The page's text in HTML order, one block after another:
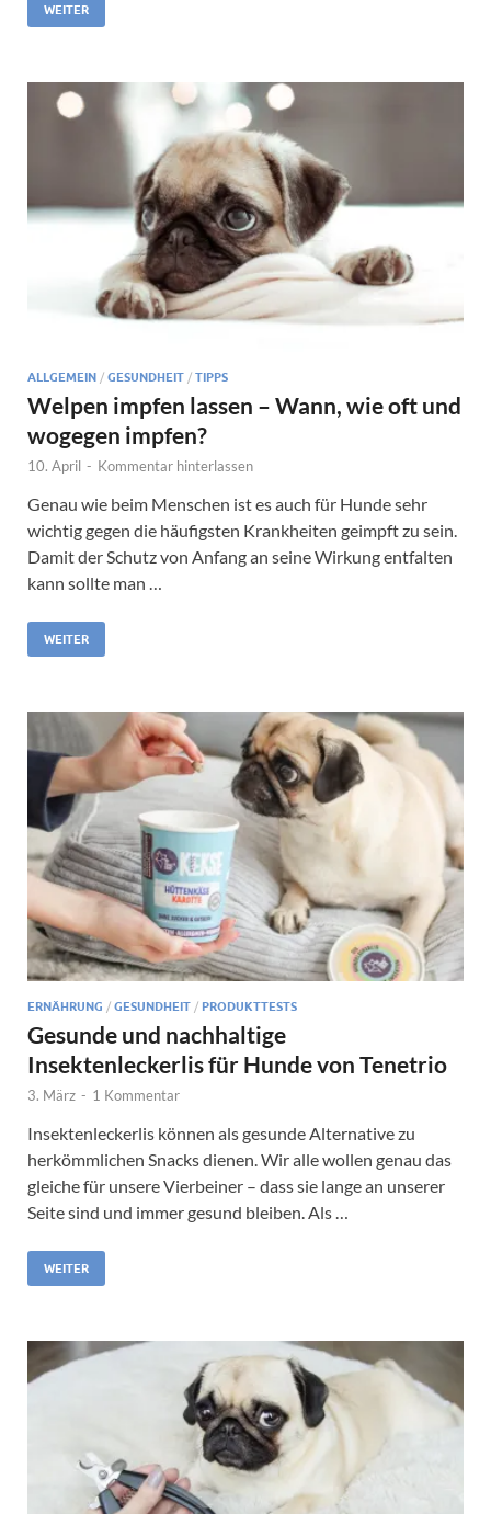
WEITER
ALLGEMEIN / GESUNDHEIT / TIPPS
Welpen impfen lassen – Wann, wie oft und
wogegen impfen?
10. April - Kommentar hinterlassen
Genau wie beim Menschen ist es auch für Hunde sehr
wichtig gegen die häufigsten Krankheiten geimpft zu sein.
Damit der Schutz von Anfang an seine Wirkung entfalten
kann sollte man …
WEITER
ERNÄHRUNG / GESUNDHEIT / PRODUKTTESTS
Gesunde und nachhaltige
Insektenleckerlis für Hunde von Tenetrio
3. März - 1 Kommentar
Insektenleckerlis können als gesunde Alternative zu
herkömmlichen Snacks dienen. Wir alle wollen genau das
gleiche für unsere Vierbeiner – dass sie lange an unserer
Seite sind und immer gesund bleiben. Als …
WEITER